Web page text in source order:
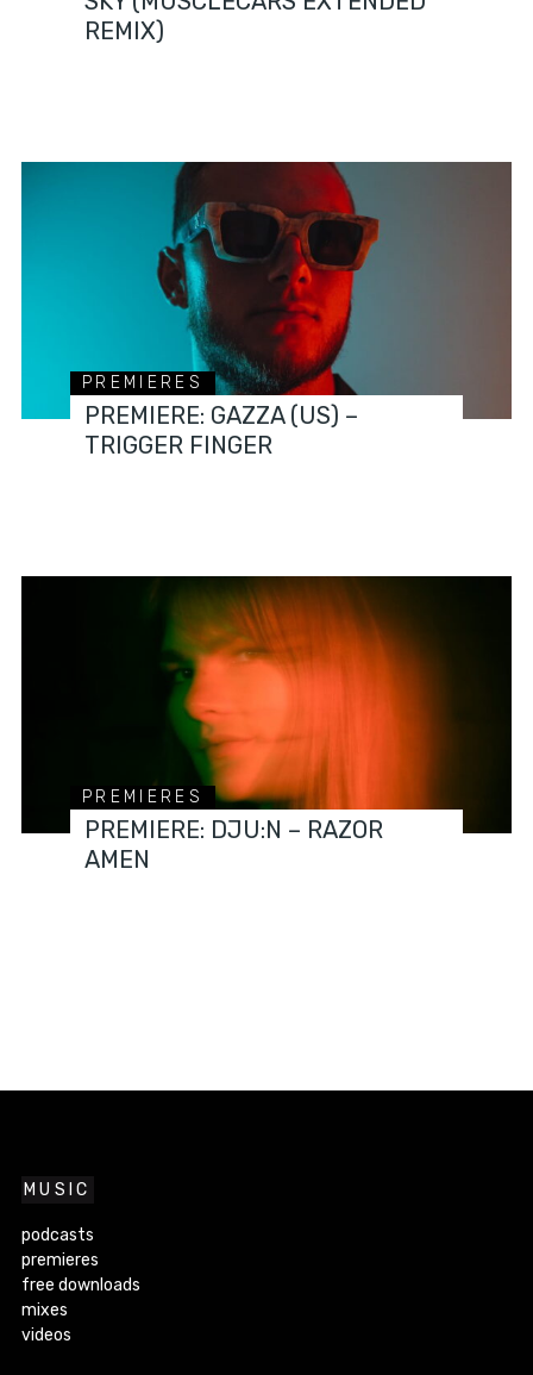
REMIX)
PREMIERES
PREMIERE: GAZZA (US) –
TRIGGER FINGER
PREMIERES
PREMIERE: DJU:N – RAZOR
AMEN
MUSIC
podcasts
premieres
free downloads
mixes
videos